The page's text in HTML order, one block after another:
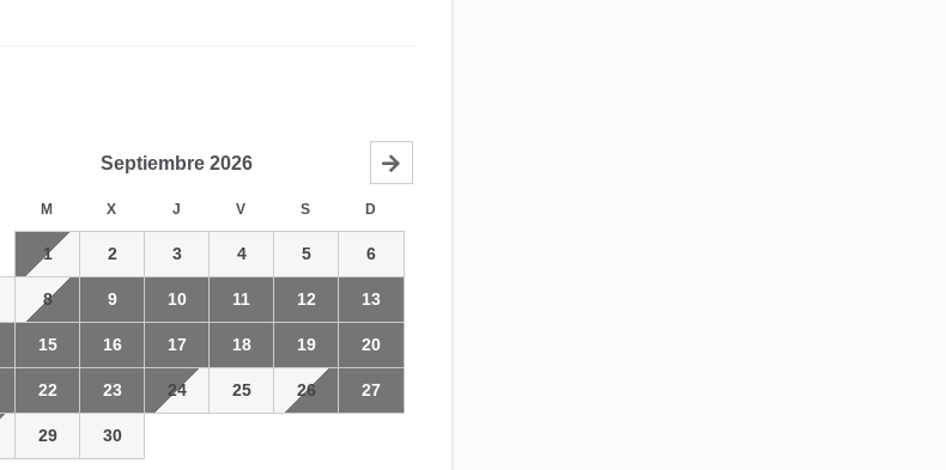
Septiembre 2026
M X J V S D
1 2 3 4 5 6
8 9 10 11 12 13
15 16 17 18 19 20
22 23 24 25 26 27
29 30